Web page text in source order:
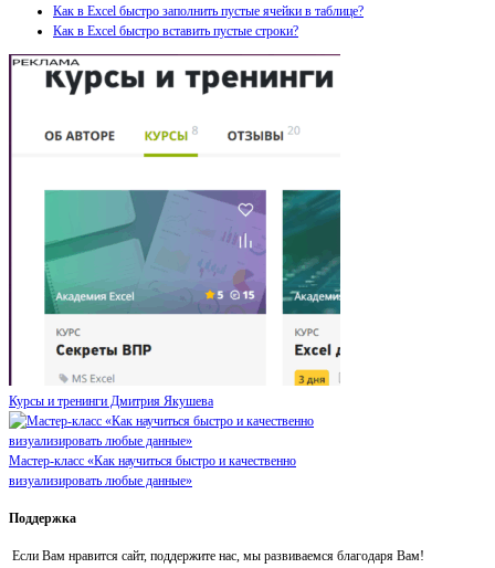
Как в Excel быстро заполнить пустые ячейки в таблице?
Как в Excel быстро вставить пустые строки?
Курсы и тренинги Дмитрия Якушева
Мастер-класс «Как научиться быстро и качественно
визуализировать любые данные»
Поддержка
Если Вам нравится сайт, поддержите нас, мы развиваемся благодаря Вам!